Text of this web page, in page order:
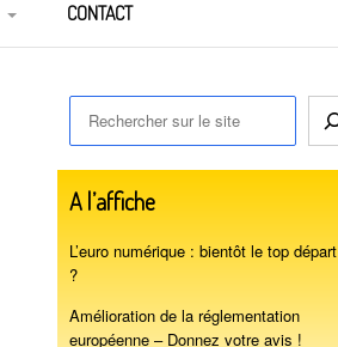
CONTACT
A l’affiche
L’euro numérique : bientôt le top départ
?
Amélioration de la réglementation
européenne – Donnez votre avis !